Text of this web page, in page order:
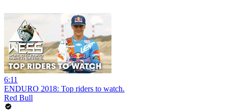
6:11
ENDURO 2018: Top riders to watch.
Red Bull